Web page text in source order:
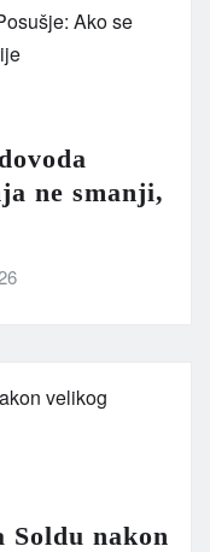
ne smanji,
Soldu nakon